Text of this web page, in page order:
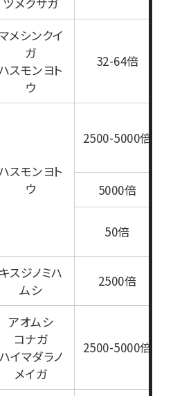
メシンクイ
ガ
スモンヨト
ウ
32-64倍
スモンヨト
ウ
2500-5000倍
5000倍
50倍
キスジノミハ
ムシ
2500倍
アオムシ
コナガ
ハイマダラノ
メイガ
2500-5000倍